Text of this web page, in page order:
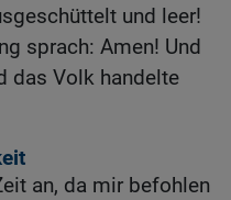
und leer!
sprach: Amen! Und
das Volk handelte
an, da mir befohlen